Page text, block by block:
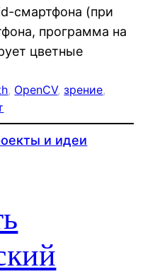
смартфона (при
программа на
цветные
, OpenCV, зрение
и идеи